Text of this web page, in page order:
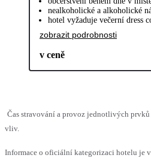
nealkoholické a alkoholické
hotel vyžaduje večerní dress
zobrazit podrobnosti
v ceně
Čas stravování a provoz jednotlivých
vliv.
Informace o oficiální kategorizaci hotelu je